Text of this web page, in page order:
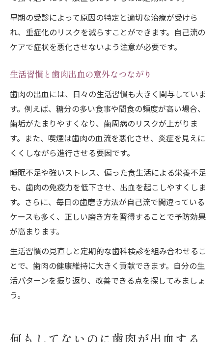
早期の受診によって原因の特定と適切な治療が受けら
れ、重症化のリスクを減らすことができます。自己流の
ケアで症状を悪化させないよう注意が必要です。
生活習慣と歯肉出血の意外なつながり
歯肉の出血には、日々の生活習慣も大きく関与していま
す。例えば、糖分の多い食事や間食の頻度が高い場合、
歯垢がたまりやすくなり、歯周病のリスクが上がりま
す。また、喫煙は歯肉の血流を悪化させ、炎症を見えに
くくしながら進行させる要因です。
睡眠不足や強いストレス、偏った食生活による栄養不足
も、歯肉の免疫力を低下させ、出血を起こしやすくしま
す。さらに、毎日の歯磨き方法が自己流で間違っている
ケースも多く、正しい磨き方を習得することで予防効果
が高まります。
生活習慣の見直しと定期的な歯科検診を組み合わせるこ
とで、歯肉の健康維持に大きく貢献できます。自分の生
活パターンを振り返り、改善できる点を探してみましょ
う。